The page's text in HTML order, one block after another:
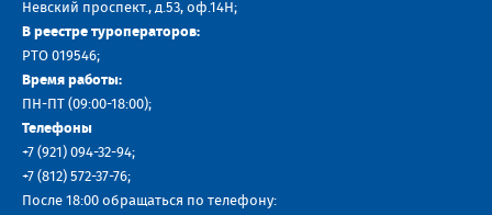
Невский проспект., д.53, оф.14H;
В реестре туроператоров:
РТО 019546;
Время работы:
ПН-ПТ (09:00-18:00);
Телефоны
+7 (921) 094-32-94;
+7 (812) 572-37-76;
После 18:00 обращаться по телефону: